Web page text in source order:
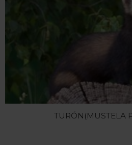
TURÓN(MUSTELA